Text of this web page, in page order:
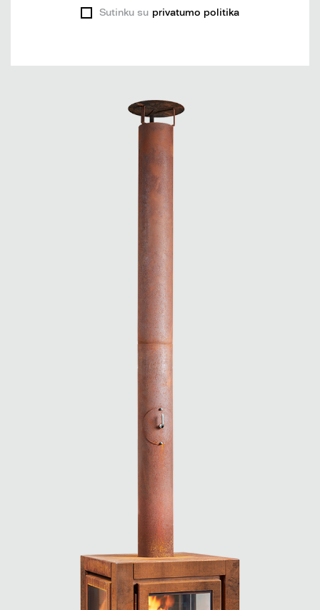
Sutinku su privatumo politika